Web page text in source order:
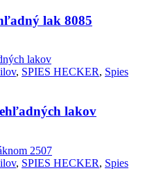
lak 8085
, SPIES HECKER, Spies
lakov
, SPIES HECKER, Spies